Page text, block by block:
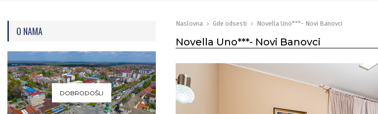
Naslovna Gde odsesti Novella Uno***- Novi Banovci
Novella Uno***- Novi Banovci
O NAMA
DOBRODOŠLI